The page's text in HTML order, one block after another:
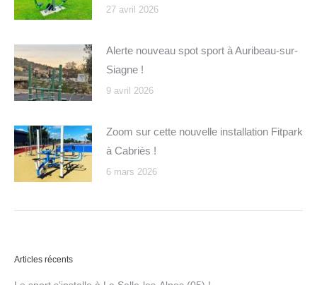
27 avril 2026
Alerte nouveau spot sport à Auribeau-sur-
Siagne !
9 avril 2026
Zoom sur cette nouvelle installation Fitpark
à Cabriès !
6 mars 2026
Articles récents